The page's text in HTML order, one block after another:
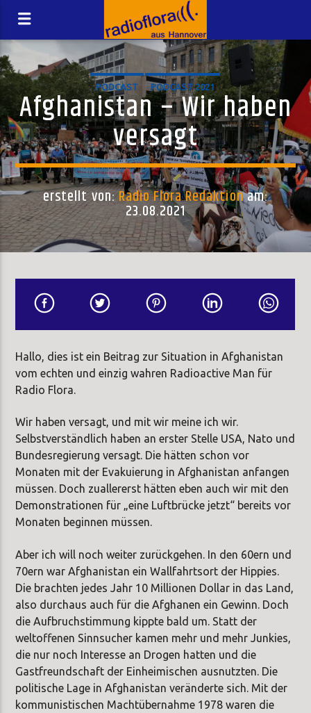
PODCAST PODCAST 2021
Afghanistan – Wir haben
versagt
erstellt von:Radio Flora Redaktionam:
23.08.2021
Hallo, dies ist ein Beitrag zur Situation in Afghanistan
vom echten und einzig wahren Radioactive Man für
Radio Flora.
Wir haben versagt, und mit wir meine ich wir.
Selbstverständlich haben an erster Stelle USA, Nato und
Bundesregierung versagt. Die hätten schon vor
Monaten mit der Evakuierung in Afghanistan anfangen
müssen. Doch zuallererst hätten eben auch wir mit den
Demonstrationen für „eine Luftbrücke jetzt“ bereits vor
Monaten beginnen müssen.
Aber ich will noch weiter zurückgehen. In den 60ern und
70ern war Afghanistan ein Wallfahrtsort der Hippies.
Die brachten jedes Jahr 10 Millionen Dollar in das Land,
also durchaus auch für die Afghanen ein Gewinn. Doch
die Aufbruchstimmung kippte bald um. Statt der
weltoffenen Sinnsucher kamen mehr und mehr Junkies,
die nur noch Interesse an Drogen hatten und die
Gastfreundschaft der Einheimischen ausnutzten. Die
politische Lage in Afghanistan veränderte sich. Mit der
kommunistischen Machtübernahme 1978 waren die